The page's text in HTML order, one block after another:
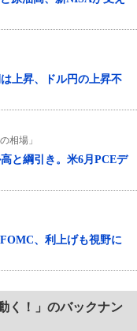
上昇、ドル円の上昇不
相場」
と綱引き。米6月PCEデ
、利上げも視野に
く！」のバックナン